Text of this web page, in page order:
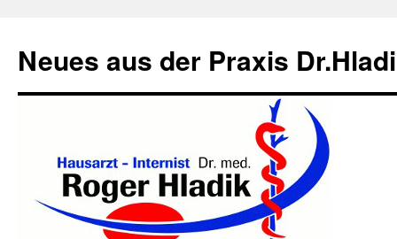
Neues aus der Praxis